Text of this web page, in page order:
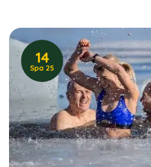
14
Spa 25